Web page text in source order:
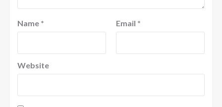
Name * Email *
Website